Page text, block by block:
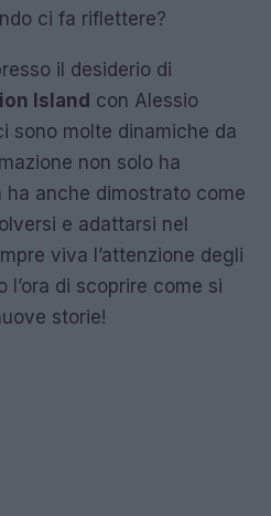
ci fa riflettere?
il desiderio di
Island con Alessio
sono molte dinamiche da
non solo ha
anche dimostrato come
e adattarsi nel
viva l’attenzione degli
l’ora di scoprire come si
storie!